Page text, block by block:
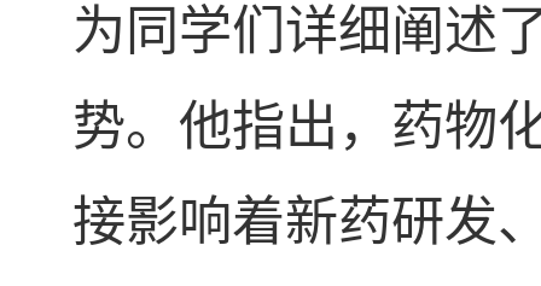
为同学们详细阐述
势。他指出，药物
接影响着新药研发